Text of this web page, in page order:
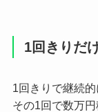
1回きりだ
1回きりで継続的
その1回で数万円